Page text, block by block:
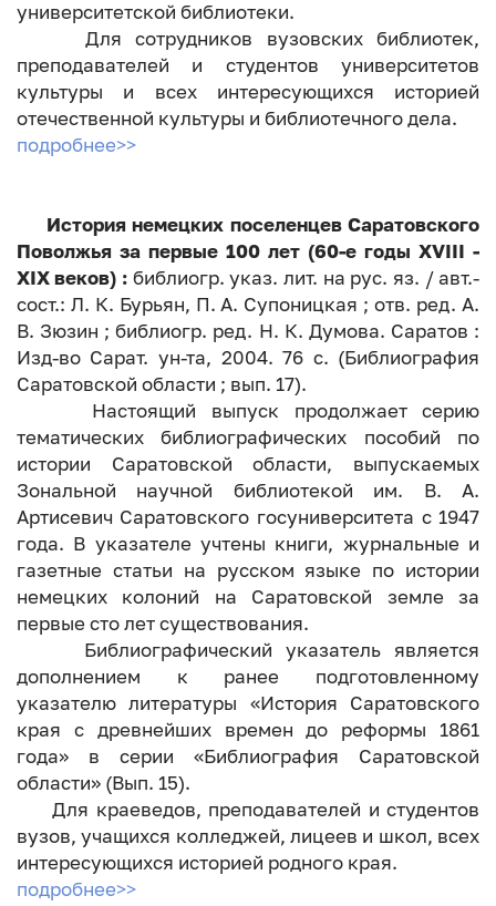
университетской библиотеки.
Для сотрудников вузовских библиотек,
преподавателей и студентов университетов
культуры и всех интересующихся историей
отечественной культуры и библиотечного дела.
подробнее>>
История немецких поселенцев Саратовского
Поволжья за первые 100 лет (60-е годы XVIII -
XIX веков) : библиогр. указ. лит. на рус. яз. / авт.-
сост.: Л. К. Бурьян, П. А. Супоницкая ; отв. ред. А.
В. Зюзин ; библиогр. ред. Н. К. Думова. Саратов :
Изд-во Сарат. ун-та, 2004. 76 с. (Библиография
Саратовской области ; вып. 17).
Настоящий выпуск продолжает серию
тематических библиографических пособий по
истории Саратовской области, выпускаемых
Зональной научной библиотекой им. В. А.
Артисевич Саратовского госуниверситета с 1947
года. В указателе учтены книги, журнальные и
газетные статьи на русском языке по истории
немецких колоний на Саратовской земле за
первые сто лет существования.
Библиографический указатель является
дополнением к ранее подготовленному
указателю литературы «История Саратовского
края с древнейших времен до реформы 1861
года» в серии «Библиография Саратовской
области» (Вып. 15).
Для краеведов, преподавателей и студентов
вузов, учащихся колледжей, лицеев и школ, всех
интересующихся историей родного края.
подробнее>>